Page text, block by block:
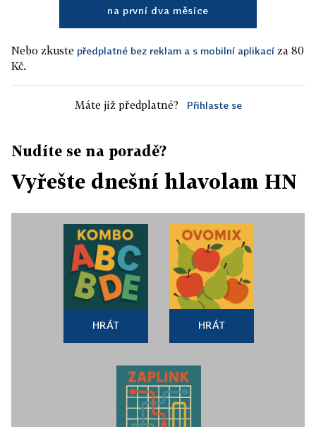
na první dva měsíce
Nebo zkuste předplatné bez reklam a s mobilní aplikací za 80
Kč.
Máte již předplatné? Přihlaste se
Nudíte se na poradě?
Vyřešte dnešní hlavolam HN
HRÁT HRÁT